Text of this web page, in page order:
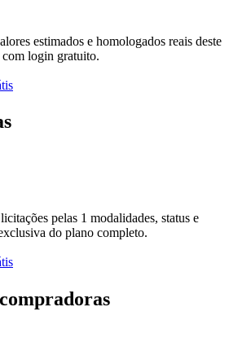
estimados e homologados reais deste
login gratuito.
pelas 1 modalidades, status e
do plano completo.